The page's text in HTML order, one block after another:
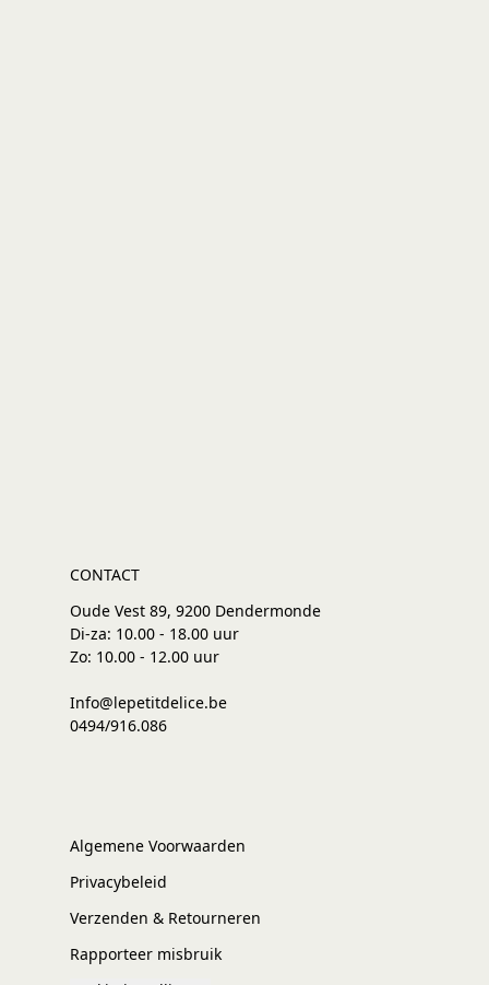
CONTACT
Oude Vest 89, 9200 Dendermonde
Di-za: 10.00 - 18.00 uur
Zo: 10.00 - 12.00 uur
Info@lepetitdelice.be
0494/916.086
Algemene Voorwaarden
Privacybeleid
Verzenden & Retourneren
Rapporteer misbruik